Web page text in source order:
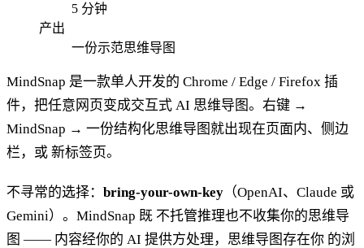
5 分钟
产出
一份示范思维导图
MindSnap 是一款单人开发的 Chrome / Edge / Firefox 插
件，把任意网页变成交互式 AI 思维导图。右键 →
MindSnap → 一份结构化思维导图就出现在页面内、侧边
栏，或 新标签页。
不寻常的选择： bring-your-own-key （OpenAI、Claude 或
Gemini）。MindSnap 既 不托管推理也不收集你的思维导
图 —— 内容经你的 AI 提供方处理，思维导图存在你 的浏